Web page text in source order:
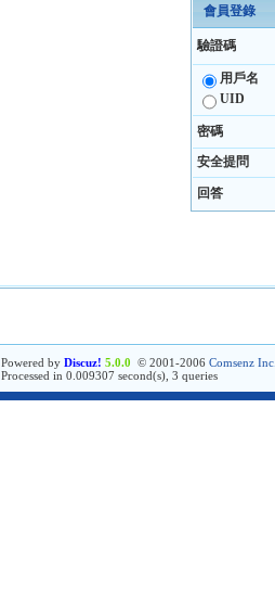
會員登錄
驗證碼
用戶名
UID
密碼
安全提問
回答
Powered by Discuz! 5.0.0 © 2001-2006 Comsenz Inc.
Processed in 0.009307 second(s), 3 queries